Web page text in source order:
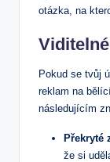
otázka, na
Pokud se tvůj
reklam na
následujícím
Překryté
že si